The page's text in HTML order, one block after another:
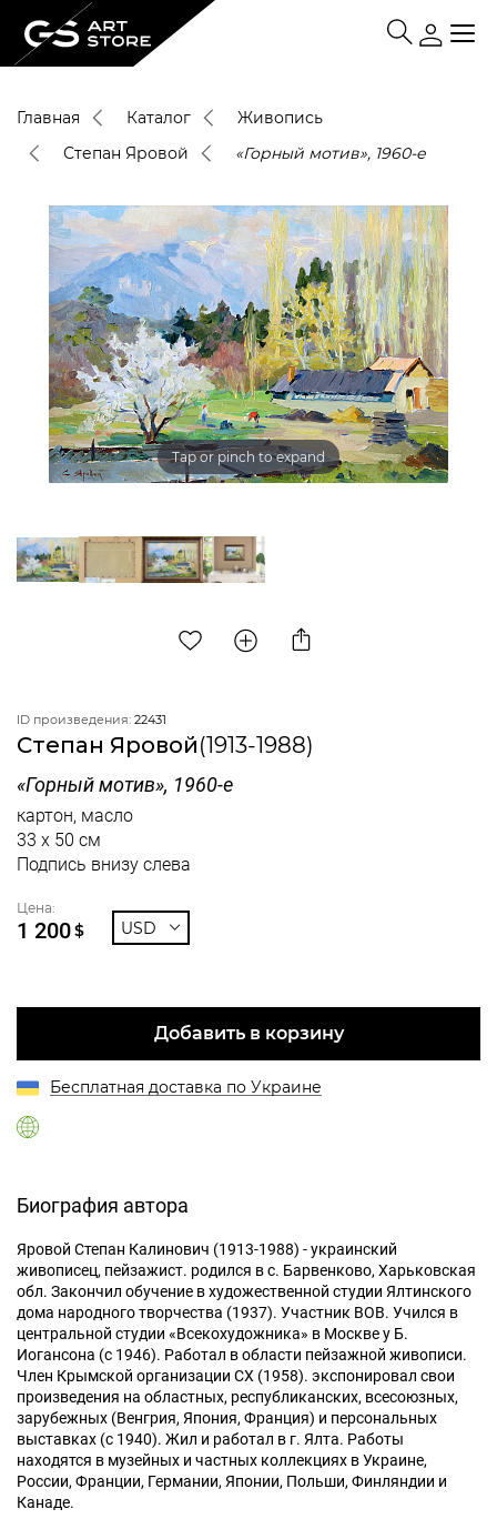
Главная Каталог
Живопись
Степан Яровой
«Горный мотив», 1960-е
Tap or pinch to expand
ID произведения: 22431
Степан Яровой(1913-1988)
«Горный мотив», 1960-е
картон, масло
33 x 50 см
Подпись внизу слева
Цена:
1 200$ USD
Добавить в корзину
Бесплатная доставка по Украине
Биография автора
Яровой Степан Калинович (1913-1988) - украинский
живописец, пейзажист. родился в с. Барвенково, Харьковская
обл. Закончил обучение в художественной студии Ялтинского
дома народного творчества (1937). Участник ВОВ. Учился в
центральной студии «Всекохудожника» в Москве у Б.
Иогансона (с 1946). Работал в области пейзажной живописи.
Член Крымской организации СХ (1958). экспонировал свои
произведения на областных, республиканских, всесоюзных,
зарубежных (Венгрия, Япония, Франция) и персональных
выставках (с 1940). Жил и работал в г. Ялта. Работы
находятся в музейных и частных коллекциях в Украине,
России, Франции, Германии, Японии, Польши, Финляндии и
Канаде.